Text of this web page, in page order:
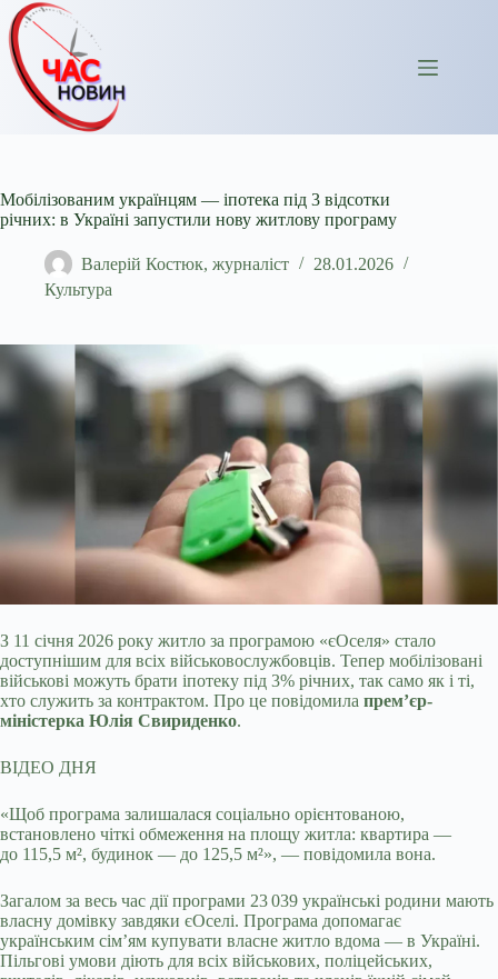
Перейти
до
вмісту
Мобілізованим українцям — іпотека під 3 відсотки
річних: в Україні запустили нову житлову програму
Валерій Костюк, журналіст
28.01.2026
Культура
З 11 січня 2026 року житло за програмою «єОселя» стало
доступнішим для всіх військовослужбовців. Тепер мобілізовані
військові можуть брати іпотеку під 3% річних, так само як і ті,
хто служить за контрактом. Про це повідомила прем’єр-
міністерка Юлія Свириденко.
ВІДЕО ДНЯ
«Щоб програма залишалася соціально орієнтованою,
встановлено чіткі обмеження на площу житла: квартира —
до 115,5 м², будинок — до 125,5 м²», — повідомила вона.
Загалом за весь час дії програми 23 039 українські родини мають
власну домівку завдяки єОселі. Програма допомагає
українським сімʼям купувати власне житло вдома — в Україні.
Пільгові умови діють для всіх військових, поліцейських,